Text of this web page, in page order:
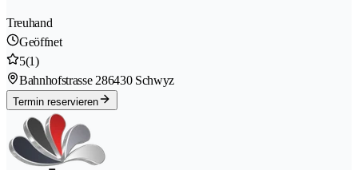
Treuhand
Geöffnet
5(1)
Bahnhofstrasse 286430 Schwyz
Termin reservieren